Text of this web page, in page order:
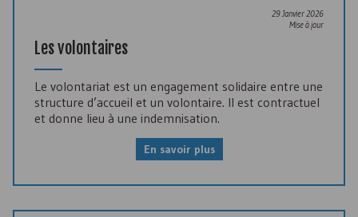
29 Janvier 2026
Mise à jour
Les volontaires
Le volontariat est un engagement solidaire entre une
structure d’accueil et un volontaire. Il est contractuel
et donne lieu à une indemnisation.
En savoir plus